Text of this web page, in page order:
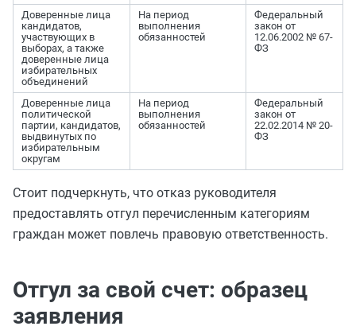
Доверенные лица
кандидатов,
участвующих в
выборах, а также
доверенные лица
избирательных
объединений
На период
выполнения
обязанностей
Федеральный
закон от
12.06.2002 № 67-
ФЗ
Доверенные лица
политической
партии, кандидатов,
выдвинутых по
избирательным
округам
На период
выполнения
обязанностей
Федеральный
закон от
22.02.2014 № 20-
ФЗ
Стоит подчеркнуть, что отказ руководителя
предоставлять отгул перечисленным категориям
граждан может повлечь правовую ответственность.
Отгул за свой счет: образец
заявления